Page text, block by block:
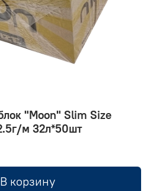
"Moon" Slim Size
м 32л*50шт
В корзину